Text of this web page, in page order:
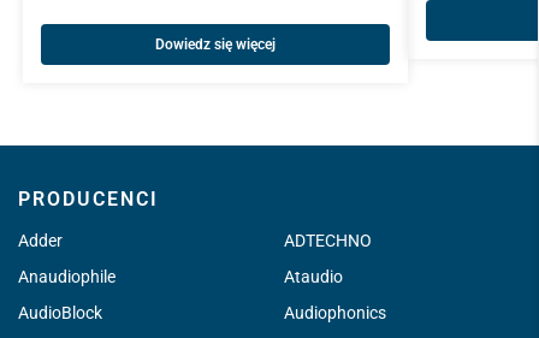
Dowiedz się więcej
PRODUCENCI
Adder
ADTECHNO
Anaudiophile
Ataudio
AudioBlock
Audiophonics